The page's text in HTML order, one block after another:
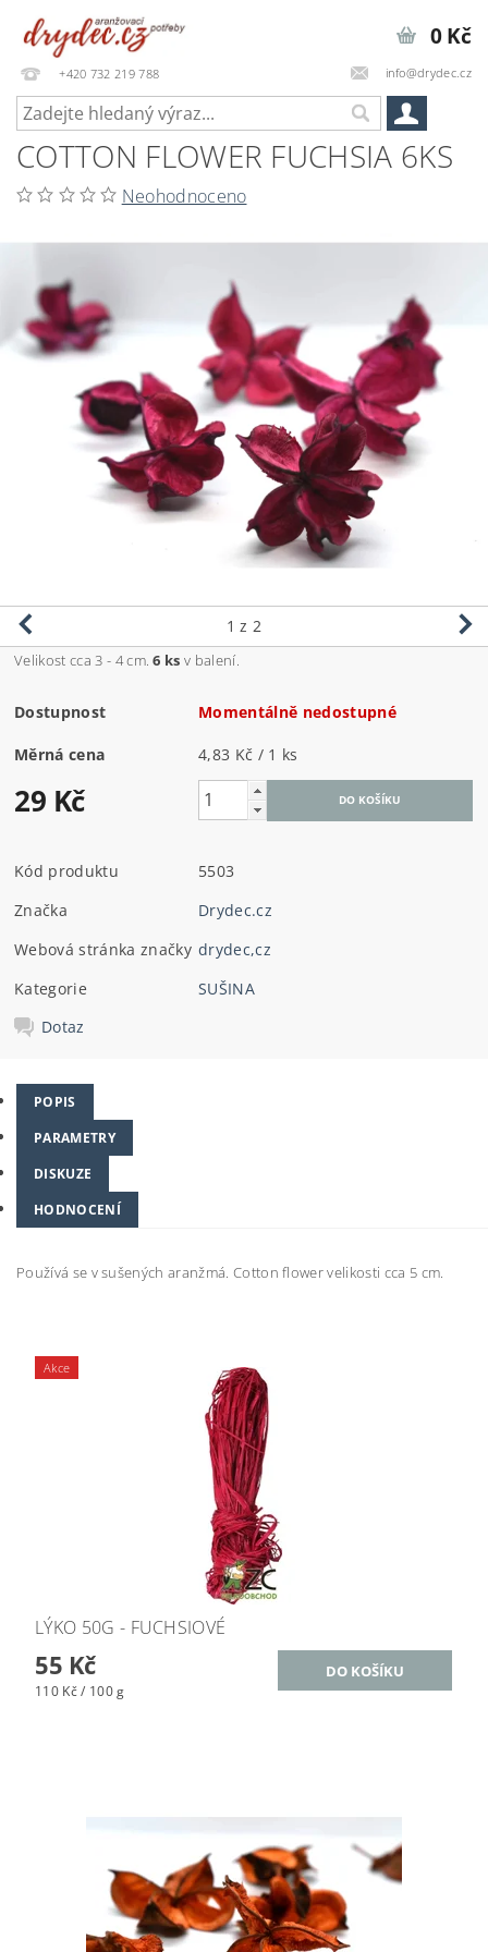
+420 732 219 788 info@drydec.cz
0 Kč
COTTON FLOWER FUCHSIA 6KS
Neohodnoceno
1 z 2
Velikost cca 3 - 4 cm.6 ks v balení.
Dostupnost Momentálně nedostupné
Měrná cena 4,83 Kč / 1 ks
29 Kč
Kód produktu
5503
Značka
Drydec.cz
Webová stránka značky drydec,cz
Kategorie
SUŠINA
Dotaz
POPIS
PARAMETRY
DISKUZE
HODNOCENÍ
Používá se v sušených aranžmá. Cotton flower velikosti cca 5 cm.
Akce
LÝKO 50G - FUCHSIOVÉ
55 Kč
110 Kč / 100 g